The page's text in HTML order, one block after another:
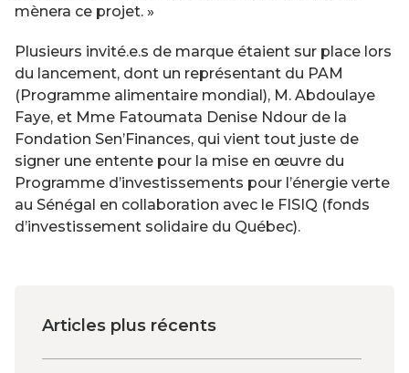
mènera ce projet. »
Plusieurs invité.e.s de marque étaient sur place lors
du lancement, dont un représentant du PAM
(Programme alimentaire mondial), M. Abdoulaye
Faye, et Mme Fatoumata Denise Ndour de la
Fondation Sen’Finances, qui vient tout juste de
signer une entente pour la mise en œuvre du
Programme d’investissements pour l’énergie verte
au Sénégal en collaboration avec le FISIQ (fonds
d’investissement solidaire du Québec).
Articles plus récents